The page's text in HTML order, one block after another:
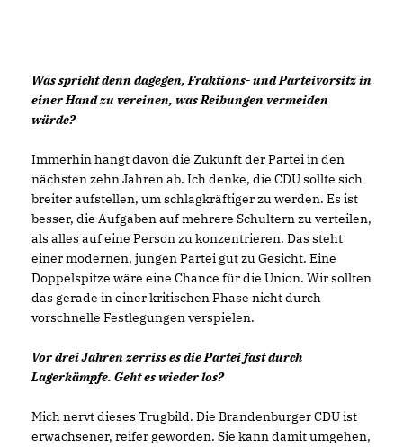
Was spricht denn dagegen, Fraktions- und Parteivorsitz in
einer Hand zu vereinen, was Reibungen vermeiden
würde?
Immerhin hängt davon die Zukunft der Partei in den
nächsten zehn Jahren ab. Ich denke, die CDU sollte sich
breiter aufstellen, um schlagkräftiger zu werden. Es ist
besser, die Aufgaben auf mehrere Schultern zu verteilen,
als alles auf eine Person zu konzentrieren. Das steht
einer modernen, jungen Partei gut zu Gesicht. Eine
Doppelspitze wäre eine Chance für die Union. Wir sollten
das gerade in einer kritischen Phase nicht durch
vorschnelle Festlegungen verspielen.
Vor drei Jahren zerriss es die Partei fast durch
Lagerkämpfe. Geht es wieder los?
Mich nervt dieses Trugbild. Die Brandenburger CDU ist
erwachsener, reifer geworden. Sie kann damit umgehen,